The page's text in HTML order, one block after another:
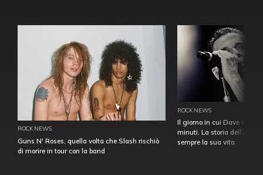
ROCK NEWS
Guns N' Roses, quella volta che Slash rischiò
di morire in tour con la band
ROCK NEWS
Il giorno in cui Dave
minuti. La storia
sempre la sua vita